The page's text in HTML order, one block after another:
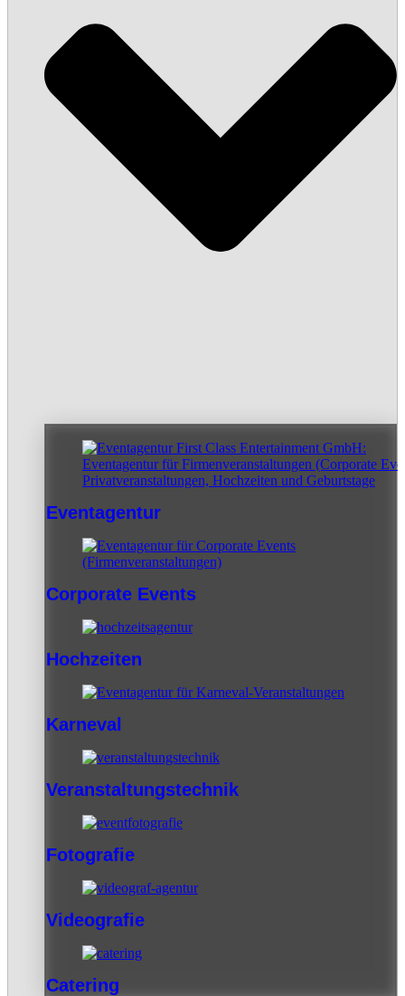
Eventagentur
Corporate Events
Hochzeiten
Karneval
Veranstaltungstechnik
Fotografie
Videografie
Catering